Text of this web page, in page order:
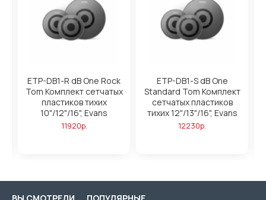
ETP-DB1-R dB One Rock
Tom Комплект сетчатых
пластиков тихих
10"/12"/16", Evans
11920р.
ETP-DB1-S dB One
Standard Tom Комплект
сетчатых пластиков
тихих 12"/13"/16", Evans
12230р.
ВЫ СМОТРЕЛИ ПОПУЛЯРНЫЕ